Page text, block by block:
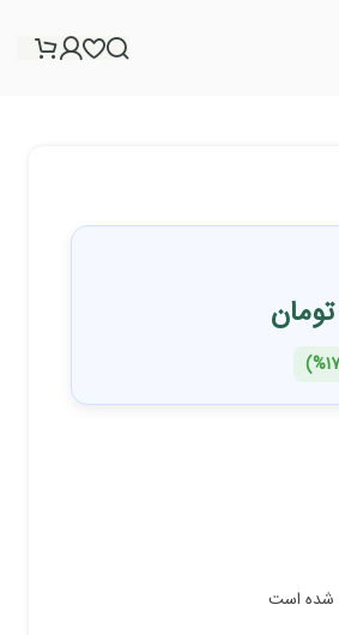
تومان